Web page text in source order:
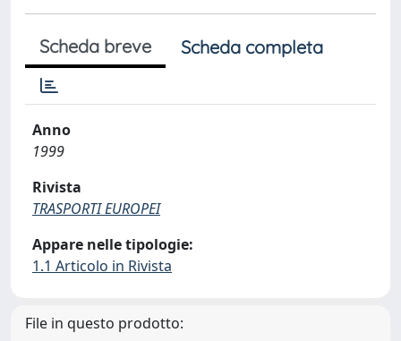
Scheda breve Scheda completa
Anno
1999
Rivista
TRASPORTI EUROPEI
Appare nelle tipologie:
1.1 Articolo in Rivista
File in questo prodotto: